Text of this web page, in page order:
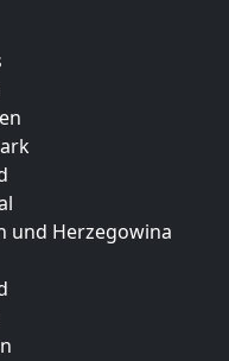
und Herzegowina